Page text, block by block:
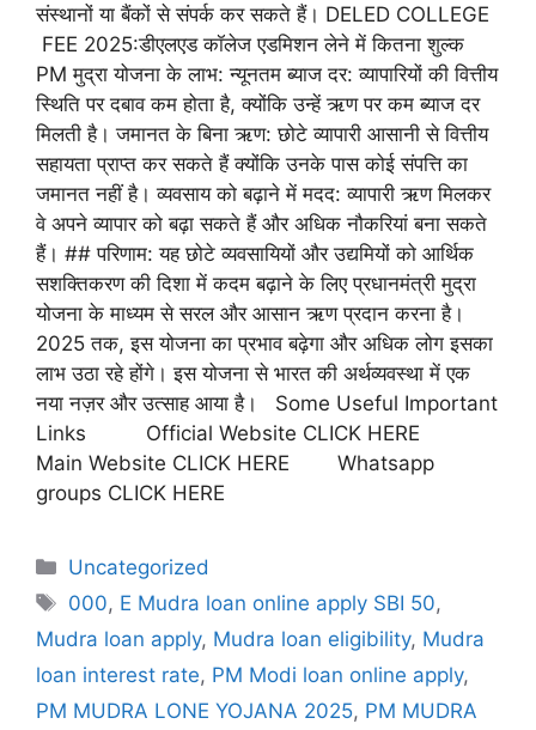
संस्थानों या बैंकों से संपर्क कर सकते हैं। DELED COLLEGE
FEE 2025:डीएलएड कॉलेज एडमिशन लेने में कितना शुल्क
PM मुद्रा योजना के लाभ: न्यूनतम ब्याज दर: व्यापारियों की वित्तीय
स्थिति पर दबाव कम होता है, क्योंकि उन्हें ऋण पर कम ब्याज दर
मिलती है। जमानत के बिना ऋण: छोटे व्यापारी आसानी से वित्तीय
सहायता प्राप्त कर सकते हैं क्योंकि उनके पास कोई संपत्ति का
जमानत नहीं है। व्यवसाय को बढ़ाने में मदद: व्यापारी ऋण मिलकर
वे अपने व्यापार को बढ़ा सकते हैं और अधिक नौकरियां बना सकते
हैं। ## परिणाम: यह छोटे व्यवसायियों और उद्यमियों को आर्थिक
सशक्तिकरण की दिशा में कदम बढ़ाने के लिए प्रधानमंत्री मुद्रा
योजना के माध्यम से सरल और आसान ऋण प्रदान करना है।
2025 तक, इस योजना का प्रभाव बढ़ेगा और अधिक लोग इसका
लाभ उठा रहे होंगे। इस योजना से भारत की अर्थव्यवस्था में एक
नया नज़र और उत्साह आया है। Some Useful Important
Links Official Website CLICK HERE
Main Website CLICK HERE Whatsapp
groups CLICK HERE
Uncategorized
000, E Mudra loan online apply SBI 50,
Mudra loan apply, Mudra loan eligibility, Mudra
loan interest rate, PM Modi loan online apply,
PM MUDRA LONE YOJANA 2025, PM MUDRA